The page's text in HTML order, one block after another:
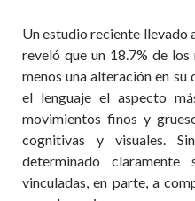
Un estudio reciente llevado
reveló que un 18.7% de
menos una alteración en
el lenguaje el aspecto
movimientos finos y
cognitivas y visuales.
determinado
vinculadas, en parte, a